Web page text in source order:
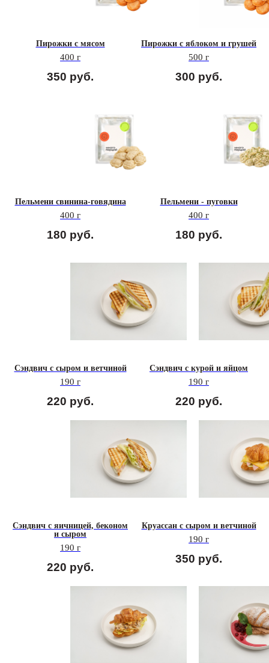
Пирожки с мясом
400 г
350 руб.
Пирожки с яблоком и грушей
500 г
300 руб.
Пельмени свинина-говядина
400 г
180 руб.
Пельмени - пуговки
400 г
180 руб.
Сэндвич с сыром и ветчиной
190 г
220 руб.
Сэндвич с курой и яйцом
190 г
220 руб.
Сэндвич с яичницей, беконом
и сыром
190 г
220 руб.
Круассан с сыром и ветчиной
190 г
350 руб.